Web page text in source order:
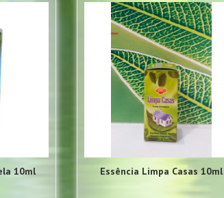
10ml Essência Limpa Casas 10ml